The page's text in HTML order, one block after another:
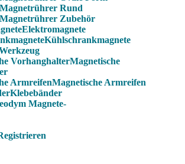
Rund
Zubehör
Elektromagnete
Kühlschrankmagnete
Magnetische
Magnetische Armreifen
Klebebänder
Magnete-